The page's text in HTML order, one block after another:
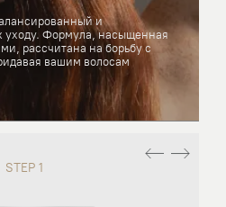
и
уходу. Формула, насыщенная
рассчитана на борьбу с
вашим волосам
STEP 1